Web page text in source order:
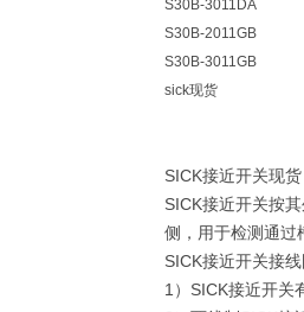
S30B-3011DA
S30B-2011GB
S30B-3011GB
sick现货
SICK接近开关现货
SICK接近开关按
侧，用于检测通过
SICK接近开关接
1）SICK接近开关